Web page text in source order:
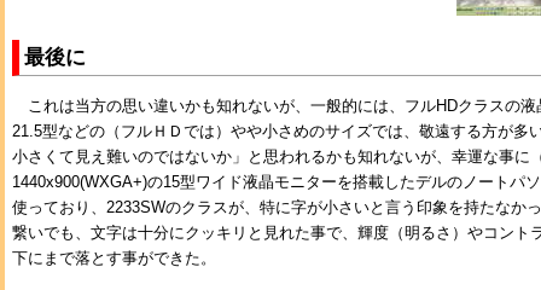
最後に
これは当方の思い違いかも知れないが、一般的には、フルHDクラスの液
21.5型などの（フルＨＤでは）やや小さめのサイズでは、敬遠する方が多
小さくて見え難いのではないか」と思われるかも知れないが、幸運な事に
1440x900(WXGA+)の15型ワイド液晶モニターを搭載したデルのノートパ
使っており、2233SWのクラスが、特に字が小さいと言う印象を持たなか
繋いでも、文字は十分にクッキリと見れた事で、輝度（明るさ）やコント
下にまで落とす事ができた。